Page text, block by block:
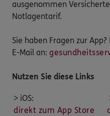
ausgenommen
Notlagentarif.
Sie haben Fragen zur
E-Mail an:
Nutzen Sie diese Links
> iOS:
direkt zum App Store